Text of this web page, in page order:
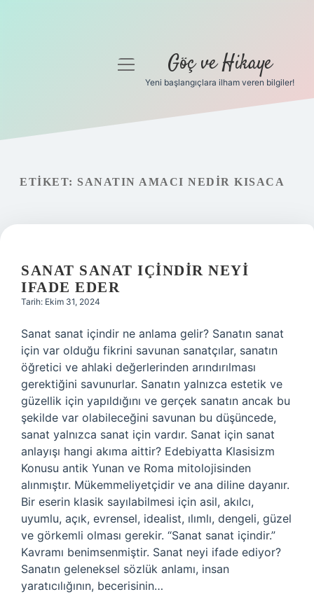
Gizlilik Politikası
menüyü
Göç ve Hikaye
Yeni başlangıçlara ilham veren bilgiler!
ETIKET: SANATIN AMACI NEDIR KISACA
SANAT SANAT IÇINDIR NEYI
IFADE EDER
Tarih: Ekim 31, 2024
Sanat sanat içindir ne anlama gelir? Sanatın sanat
için var olduğu fikrini savunan sanatçılar, sanatın
öğretici ve ahlaki değerlerinden arındırılması
gerektiğini savunurlar. Sanatın yalnızca estetik ve
güzellik için yapıldığını ve gerçek sanatın ancak bu
şekilde var olabileceğini savunan bu düşüncede,
sanat yalnızca sanat için vardır. Sanat için sanat
anlayışı hangi akıma aittir? Edebiyatta Klasisizm
Konusu antik Yunan ve Roma mitolojisinden
alınmıştır. Mükemmeliyetçidir ve ana diline dayanır.
Bir eserin klasik sayılabilmesi için asil, akılcı,
uyumlu, açık, evrensel, idealist, ılımlı, dengeli, güzel
ve görkemli olması gerekir. “Sanat sanat içindir.”
Kavramı benimsenmiştir. Sanat neyi ifade ediyor?
Sanatın geleneksel sözlük anlamı, insan
yaratıcılığının, becerisinin…